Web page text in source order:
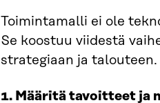
Toimintamalli ei ole
Se koostuu viidestä
strategiaan ja talouteen.
1. Määritä tavoitteet ja